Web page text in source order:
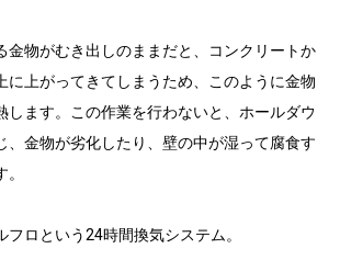
金物がむき出しのままだと、コンクリートか
に上がってきてしまうため、このように金物
します。この作業を行わないと、ホールダウ
、金物が劣化したり、壁の中が湿って腐食す
フロという24時間換気システム。